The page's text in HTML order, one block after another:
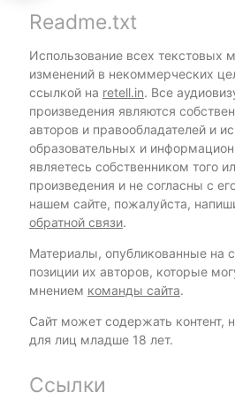
Readme.txt
Использование всех текстовых
изменений в некоммерческих
ссылкой на retell.in. Все
произведения являются
авторов и правообладателей и
образовательных и
являетесь собственником того
произведения и не согласны с
нашем сайте, пожалуйста,
обратной связи.
Материалы, опубликованные на
позиции их авторов, которые
мнением команды сайта.
Сайт может содержать контент,
для лиц младше 18 лет.
Ссылки